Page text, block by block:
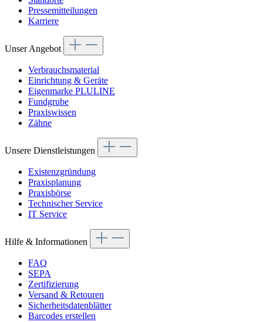
Pressemitteilungen
Karriere
Unser Angebot
Verbrauchsmaterial
Einrichtung & Geräte
Eigenmarke PLULINE
Fundgrube
Praxiswissen
Zähne
Unsere Dienstleistungen
Existenzgründung
Praxisplanung
Praxisbörse
Technischer Service
IT Service
Hilfe & Informationen
FAQ
SEPA
Zertifizierung
Versand & Retouren
Sicherheitsdatenblätter
Barcodes erstellen